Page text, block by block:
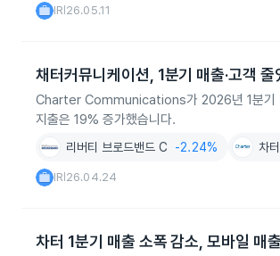
IR 26.05.11
채터커뮤니케이션, 1분기 매출·고객
Charter Communications가 2026년 1분기
지출은 19% 증가했습니다.
리버티 브로드밴드 C -2.24% 차
IR 26.04.24
차터 1분기 매출 소폭 감소, 모바일 매